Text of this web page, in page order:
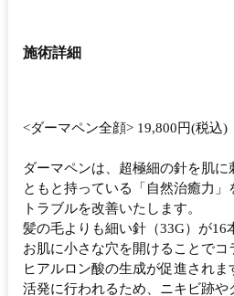
施術詳細
<ダーマペン全顔> 19,800円(税込)
ダーマペンは、超極細の針を肌に
ともと持っている「自然治癒力
トラブルを改善いたします。
髪の毛よりも細い針（33G）が16
お肌に小さな穴を開けることでコ
ヒアルロン酸の生成が促進され
活発に行われるため、ニキビ跡